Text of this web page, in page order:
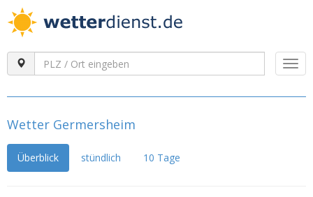
Wetter Germersheim
Überblick stündlich 10 Tage